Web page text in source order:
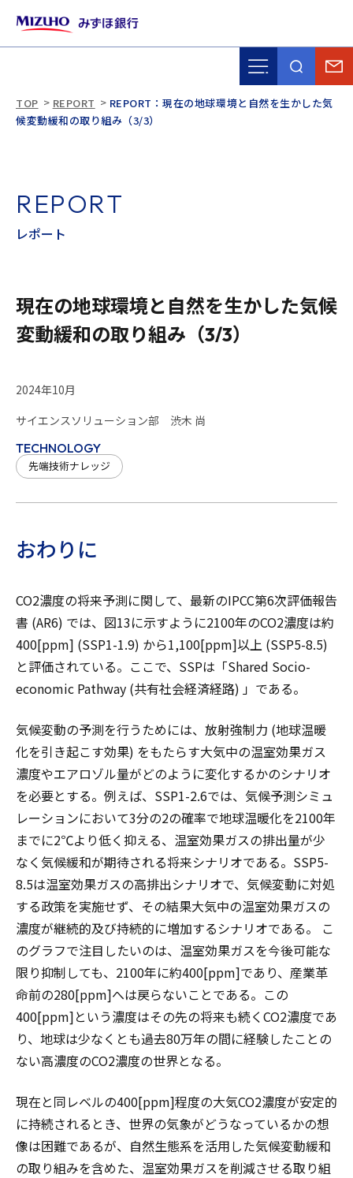
TOP REPORT
REPORT：現在の地球環境と自然を生かした気
候変動緩和の取り組み（3/3）
REPORT
レポー ト
現在の地球環境と自然を生かした気候
変動緩和の取り組み（3/3）
2024年10月
サイエンスソリューション部 渋木 尚
TECHNOLOGY
先端技術ナレッジ
おわりに
CO2濃度の将来予測に関して、最新のIPCC第6次評価報告
書 (AR6) では、図13に示すように2100年のCO2濃度は約
400[ppm] (SSP1-1.9) から1,100[ppm]以上 (SSP5-8.5)
と評価されている。ここで、SSPは「Shared Socio-
economic Pathway (共有社会経済経路) 」である。
気候変動の予測を行うためには、放射強制力 (地球温暖
化を引き起こす効果) をもたらす大気中の温室効果ガス
濃度やエアロゾル量がどのように変化するかのシナリオ
を必要とする。例えば、SSP1-2.6では、気候予測シミュ
レーションにおいて3分の2の確率で地球温暖化を2100年
までに2℃より低く抑える、温室効果ガスの排出量が少
なく気候緩和が期待される将来シナリオである。SSP5-
8.5は温室効果ガスの高排出シナリオで、気候変動に対処
する政策を実施せず、その結果大気中の温室効果ガスの
濃度が継続的及び持続的に増加するシナリオである。 こ
のグラフで注目したいのは、温室効果ガスを今後可能な
限り抑制しても、2100年に約400[ppm]であり、産業革
命前の280[ppm]へは戻らないことである。この
400[ppm]という濃度はその先の将来も続くCO2濃度であ
り、地球は少なくとも過去80万年の間に経験したことの
ない高濃度のCO2濃度の世界となる。
現在と同レベルの400[ppm]程度の大気CO2濃度が安定的
に持続されるとき、世界の気象がどうなっているかの想
像は困難であるが、自然生態系を活用した気候変動緩和
の取り組みを含めた、温室効果ガスを削減させる取り組